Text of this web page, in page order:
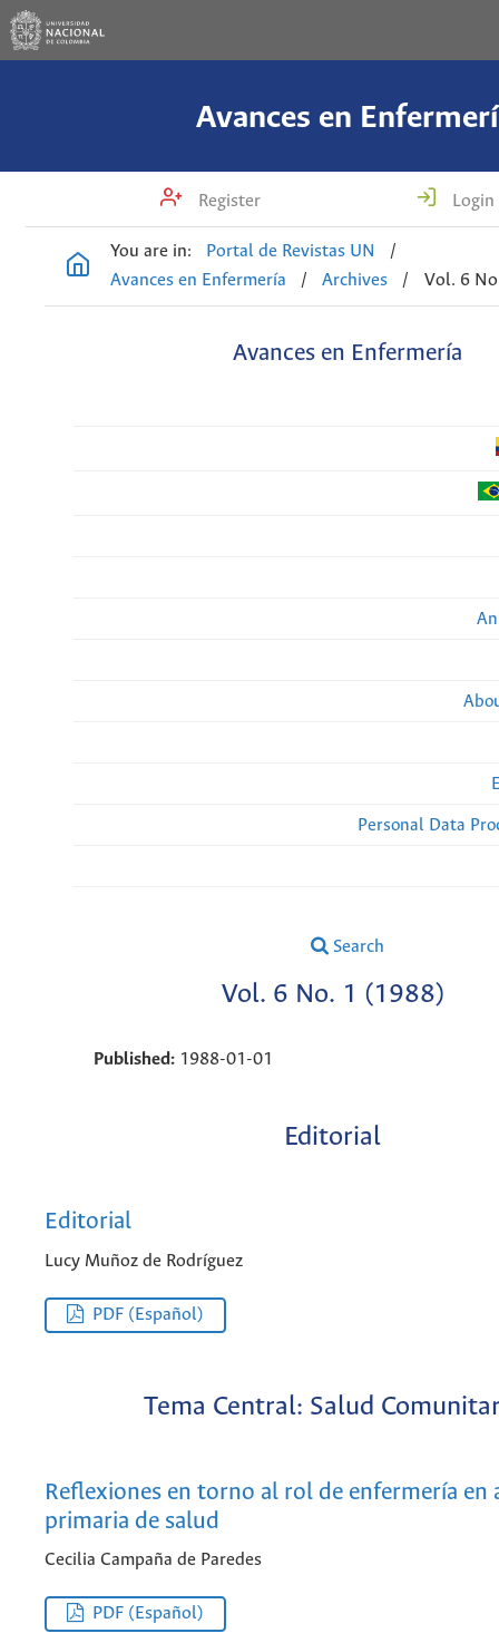
Avances en
Register Login
You are in: Portal de Revistas UN
/
Avances en Enfermería
/ Archives / Vol. 6
Avances en Enfermería
Personal Data
Search
Vol. 6 No. 1 (1988)
Published: 1988-01-01
Editorial
Editorial
Lucy Muñoz de Rodríguez
PDF (Español)
Tema Central: Salud
Reflexiones en torno al rol de enfermería en
primaria de salud
Cecilia Campaña de Paredes
PDF (Español)